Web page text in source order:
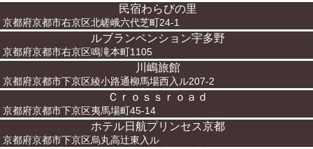
民宿わらびの里
京都府京都市右京区北嵯峨六代芝町24-1
ルブランペンション宇多野
京都府京都市右京区鳴滝本町1105
川嶋旅館
京都府京都市下京区綾小路通柳馬場西入ル207-2
Ｃｒｏｓｓｒｏａｄ
京都府京都市下京区夷馬場町45-14
ホテル日航プリンセス京都
京都府京都市下京区烏丸高辻東入ル